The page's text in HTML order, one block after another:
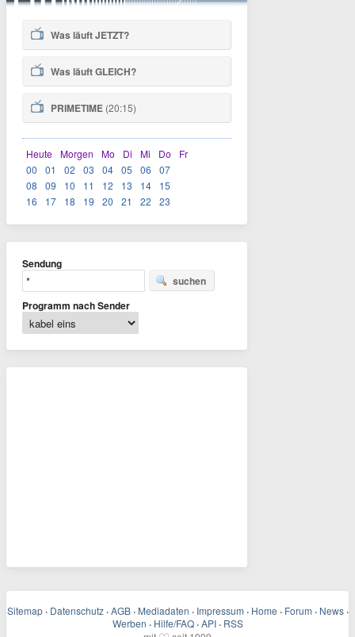
Was läuftJETZT?
Was läuftGLEICH?
PRIMETIME (20:15)
Heute Morgen Mo Di Mi Do
Fr
00
01 02 03 04 05 06
07
08
09 10 11 12 13 14
15
16
17 18 19 20 21 22 23
Sendung
suchen
Programm nach Sender
Sitemap · Datenschutz · AGB · Mediadaten · Impressum · Home · Forum · News ·
Werben · Hilfe/FAQ · API · RSS